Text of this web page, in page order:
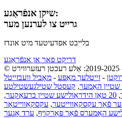
שיקן אנפֿראַגע:
גרייט צו לערנען מער
בלייבט אפדעיטעד מיט אונדז
דריקט פאר אן אנפֿראַגע
- זייטלעך מאַפּע - מאָביל וועבזייטל
האַמער, קעסטל שטילגעשטילטע
, 20 טאָן הידראַולישע שטיין ברעאַקער
,
פֿאַר עקסקאַווייטער, עקסקאַווייטאָר
האַמערס פֿאַר פאַרקויף, ערד אָגער